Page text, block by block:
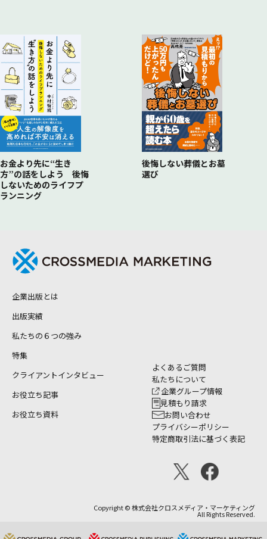
お金より先に“生き
方”の話をしよう 後悔
しないためのライフプ
ランニング
後悔しない葬儀とお墓
選び
企業出版とは
出版実績
私たちの６つの強み
特集
クライアントインタビュー
お役立ち記事
お役立ち資料
よくあるご質問
私たちについて
企業グループ情報
見積もり請求
お問い合わせ
プライバシーポリシー
特定商取引法に基づく表記
Copyright © 株式会社クロスメディア・マーケティング
All Rights Reserved.